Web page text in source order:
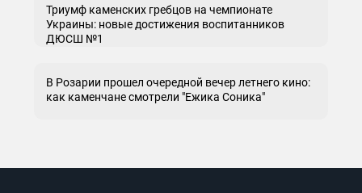
Триумф каменских гребцов на чемпионате
Украины: новые достижения воспитанников
ДЮСШ №1
В Розарии прошел очередной вечер летнего кино:
как каменчане смотрели "Ежика Соника"